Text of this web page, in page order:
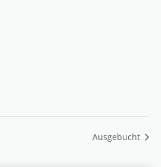
Ausgebucht